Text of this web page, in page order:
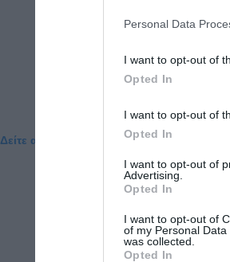
Personal Data
I want to opt-out of
Opted In
I want to opt-out of
Opted In
I want to opt-out of
Advertising.
Opted In
I want to opt-out of
of my Personal
was collected.
Opted In
Δείτε αυτή τη δημοσίευση στο Instagram.